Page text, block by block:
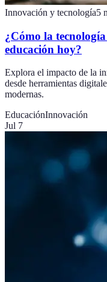
Innovación y tecnología5
¿Cómo la
educación hoy?
Explora el impacto de la
desde herramientas
modernas.
EducaciónInnovación
Jul 7